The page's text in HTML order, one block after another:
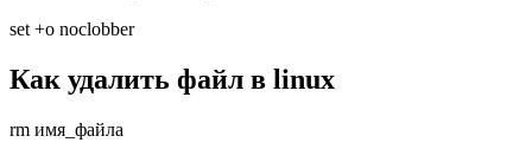
set +o noclobber
Как удалить файл в linux
rm имя_файла